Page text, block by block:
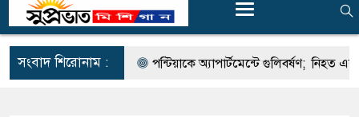
সংবাদ শিরোনাম :
বড় পতন পন্টিয়াকে অ্যাপার্টমেন্টে গুলিবর্ষণ; নিহত একজন, আহত